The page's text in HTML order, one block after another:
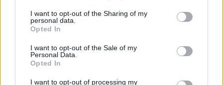
a este sitio y haciendo clic en el botón "Privacidad" en la
parte inferior de la página web.
Please note that this website/app uses one or more Google
services and may gather and store information including but
not limited to your visit or usage behaviour. You may click to
I want to opt-out of the Sharing of my
personal data.
Opted In
I want to opt-out of the Sale of my
Personal Data.
Opted In
I want to opt-out of processing my
Los destinos que todos van a querer visitar el
próximo año